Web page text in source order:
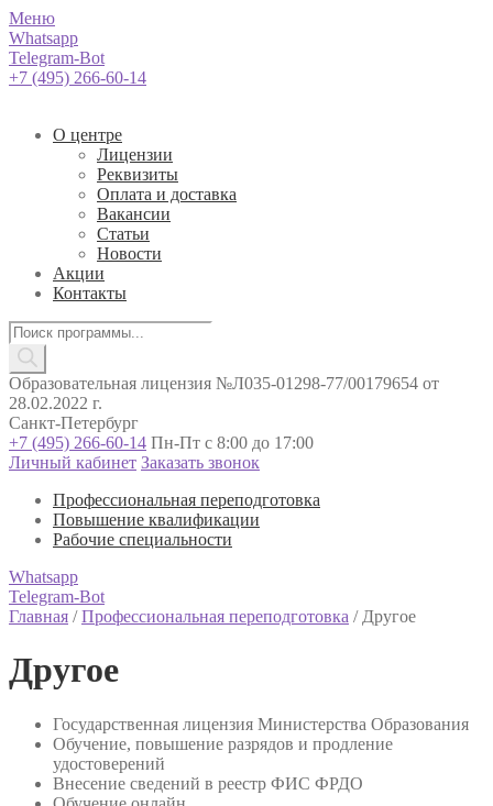
Меню
Whatsapp
Telegram-Bot
+7 (495) 266-60-14
О центре
Лицензии
Реквизиты
Оплата и доставка
Вакансии
Статьи
Новости
Акции
Контакты
Поиск
товаров
Образовательная лицензия №Л035-01298-77/00179654 от
28.02.2022 г.
Санкт-Петербург
+7 (495) 266-60-14 Пн-Пт с 8:00 до 17:00
Личный кабинет Заказать звонок
Профессиональная переподготовка
Повышение квалификации
Рабочие специальности
Whatsapp
Telegram-Bot
Главная /Профессиональная переподготовка / Другое
Другое
Государственная лицензия Министерства Образования
Обучение, повышение разрядов и продление
удостоверений
Внесение сведений в реестр ФИС ФРДО